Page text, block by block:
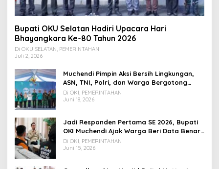
Bupati OKU Selatan Hadiri Upacara Hari
Bhayangkara Ke-80 Tahun 2026
Di OKU SELATAN, PEMERINTAHAN
Juli 2, 2026
Muchendi Pimpin Aksi Bersih Lingkungan,
ASN, TNI, Polri, dan Warga Bergotong
Royong
Di OKI, PEMERINTAHAN
Juni 18, 2026
Jadi Responden Pertama SE 2026, Bupati
OKI Muchendi Ajak Warga Beri Data Benar
ke Petugas BPS
Di OKI, PEMERINTAHAN
Juni 15, 2026